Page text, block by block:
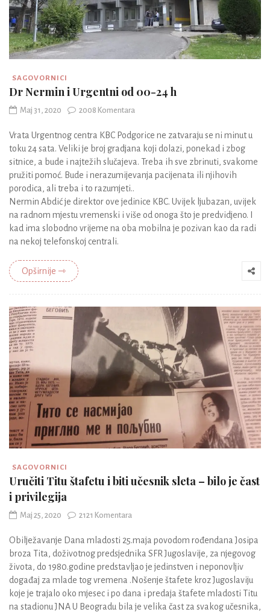
SAGOVORNICI
Dr Nermin i Urgentni od 00-24 h
Maj 31, 2020 2008 Komentara
Vrata Urgentnog centra KBC Podgorice ne zatvaraju se ni minut u
toku 24 sata. Veliki je broj gradjana koji dolazi, ponekad i zbog
sitnice, a bude i najtežih slučajeva. Treba ih sve zbrinuti, svakome
pružiti pomoć. Bude i nerazumijevanja pacijenata ili njihovih
porodica, ali treba i to razumjeti..
Nermin Abdić je direktor ove jedinice KBC. Uvijek ljubazan, uvijek
na radnom mjestu vremenski i više od onoga što je predvidjeno. I
kad ima slobodno vrijeme na oba mobilna je pozivan kao da radi
na nekoj telefonskoj centrali.
Opširnije ⇾
SAGOVORNICI
Uručiti Titu štafetu i biti učesnik sleta – bilo je čast
i privilegija
Maj 25, 2020 2121 Komentara
Obilježavanje Dana mladosti 25.maja povodom rođendana Josipa
broza Tita, doživotnog predsjednika SFR Jugoslavije, za njegovog
života, do 1980.godine predstavljao je jedinstven i neponovljiv
događaj za mlade tog vremena .Nošenje štafete kroz Jugoslaviju
koje je trajalo oko mjesec i po dana i predaja štafete mladosti Titu
na stadionu JNA U Beogradu bila je velika čast za svakog učesnika,